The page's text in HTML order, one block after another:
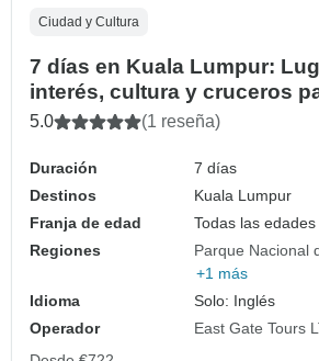
Ciudad y Cultura
7 días en Kuala Lumpur:
interés, cultura y cruceros
5.0 (1 reseña)
Duración
7 días
Destinos
Kuala Lumpur
Franja de edad
Todas las
Regiones
Parque Nacional
+1 más
Idioma
Solo: Inglés
Operador
East Gate Tours